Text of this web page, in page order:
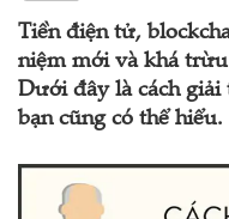
Tiền điện tử,
niệm mới và khá
Dưới đây là cách giải
bạn cũng có thể hiểu.